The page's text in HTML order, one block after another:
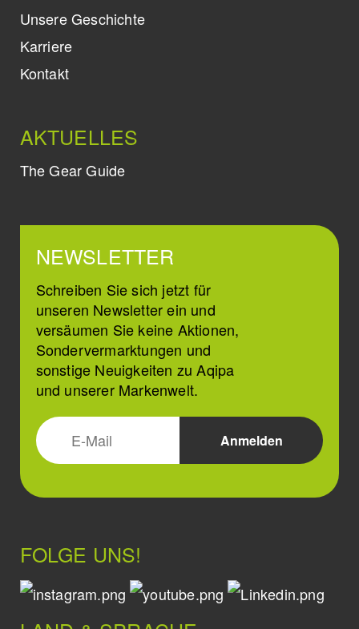
Unsere Geschichte
Karriere
Kontakt
AKTUELLES
The Gear Guide
NEWSLETTER
Schreiben Sie sich jetzt für
unseren Newsletter ein und
versäumen Sie keine Aktionen,
Sondervermarktungen und
sonstige Neuigkeiten zu Aqipa
und unserer Markenwelt.
FOLGE UNS!